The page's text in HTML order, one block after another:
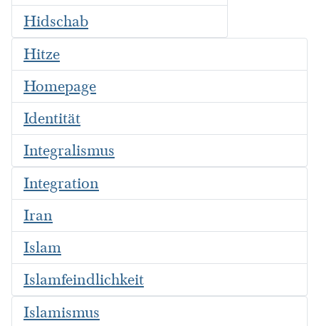
Hidschab
Hitze
Homepage
Identität
Integralismus
Integration
Iran
Islam
Islamfeindlichkeit
Islamismus